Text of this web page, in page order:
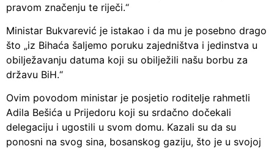
pravom značenju te riječi.“
Ministar Bukvarević je istakao i da mu je posebno drago
što „iz Bihaća šaljemo poruku zajedništva i jedinstva u
obilježavanju datuma koji su obilježili našu borbu za
državu BiH.“
Ovim povodom ministar je posjetio roditelje rahmetli
Adila Bešića u Prijedoru koji su srdačno dočekali
delegaciju i ugostili u svom domu. Kazali su da su
ponosni na svog sina, bosanskog gaziju, što je u svojoj